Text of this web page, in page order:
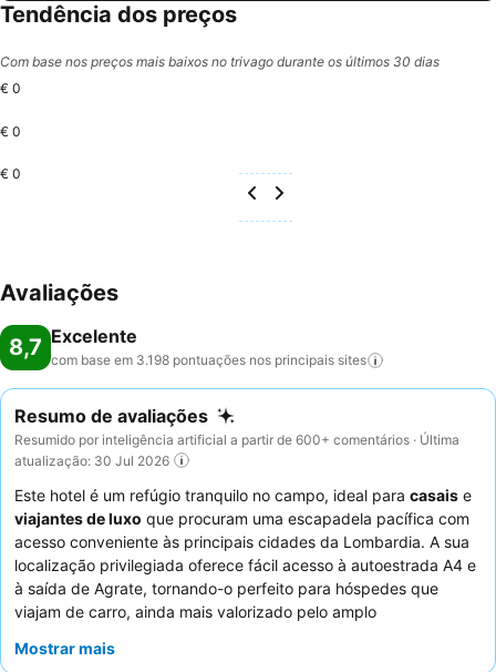
Tendência dos preços
Com base nos preços mais baixos no trivago durante os últimos 30 dias
€ 0
€ 0
€ 0
Avaliações
8,7 Excelente
com base em 3.198 pontuações nos principais sites
Resumo de avaliações
Resumido por inteligência artificial a partir de 600+ comentários · Última
atualização: 30 Jul 2026
Este hotel é um refúgio tranquilo no campo, ideal para casais e
viajantes de luxo que procuram uma escapadela pacífica com
acesso conveniente às principais cidades da Lombardia. A sua
localização privilegiada oferece fácil acesso à autoestrada A4 e
à saída de Agrate, tornando-o perfeito para hóspedes que
viajam de carro, ainda mais valorizado pelo amplo
atmosfera serena para rejuvenescimento, complementado por
Mostrar mais